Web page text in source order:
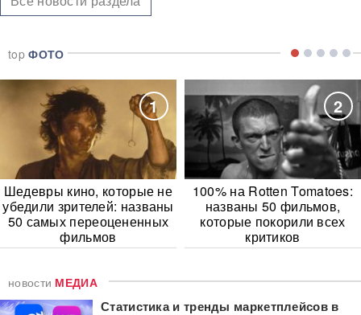
topФОТО
1
Шедевры кино, которые не
убедили зрителей: названы
50 самых переоцененных
фильмов
2
100% на Rotten Tomatoes:
названы 50 фильмов,
которые покорили всех
критиков
новости МЕДИА
Статистика и тренды маркетплейсов в